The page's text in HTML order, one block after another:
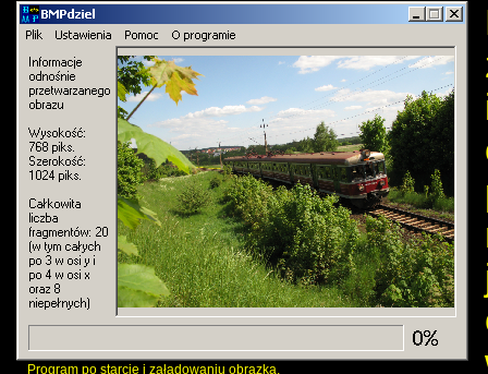
Program po starcie i załadowaniu obrazka.